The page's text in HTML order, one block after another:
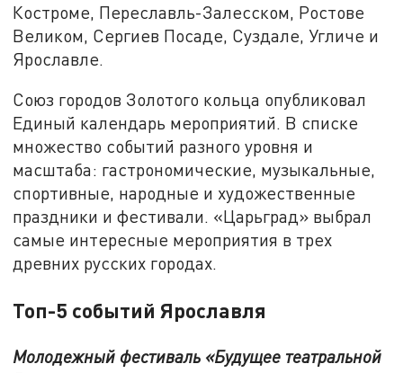
Костроме, Переславль-Залесском, Ростове
Великом, Сергиев Посаде, Суздале, Угличе и
Ярославле.
Союз городов Золотого кольца опубликовал
Единый календарь мероприятий. В списке
множество событий разного уровня и
масштаба: гастрономические, музыкальные,
спортивные, народные и художественные
праздники и фестивали. «Царьград» выбрал
самые интересные мероприятия в трех
древних русских городах.
Топ-5 событий Ярославля
Молодежный фестиваль «Будущее театральной